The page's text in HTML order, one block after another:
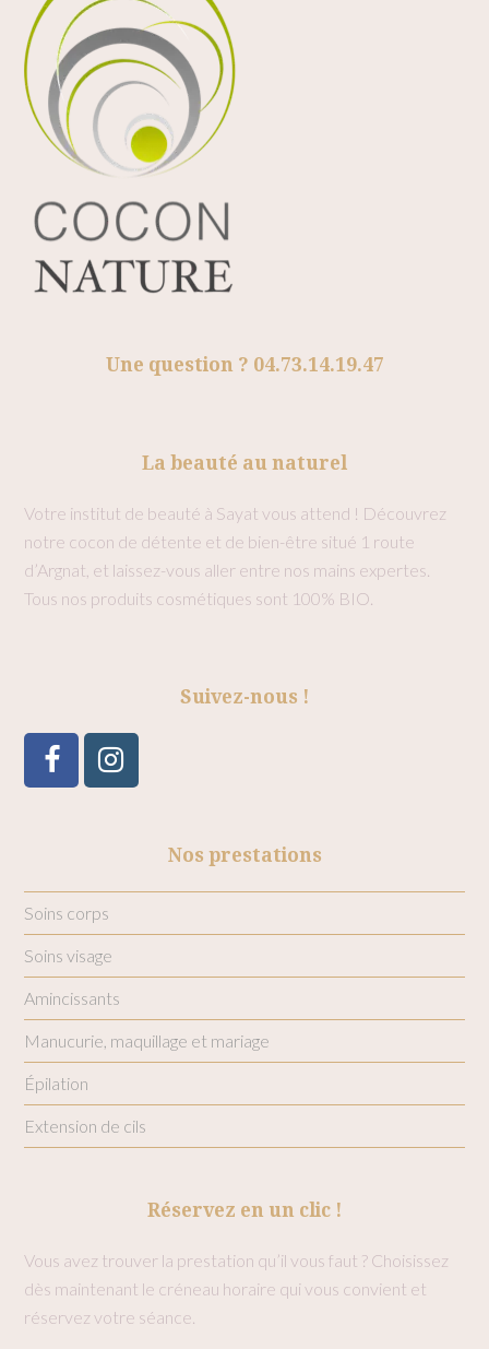
Une question ? 04.73.14.19.47
La beauté au naturel
Votre institut de beauté à Sayat vous attend ! Découvrez
notre cocon de détente et de bien-être situé 1 route
d’Argnat, et laissez-vous aller entre nos mains expertes.
Tous nos produits cosmétiques sont 100% BIO.
Suivez-nous !
FacebookInstagram
Nos prestations
Soins corps
Soins visage
Amincissants
Manucurie, maquillage et mariage
Épilation
Extension de cils
Réservez en un clic !
Vous avez trouver la prestation qu’il vous faut ? Choisissez
dès maintenant le créneau horaire qui vous convient et
réservez votre séance.